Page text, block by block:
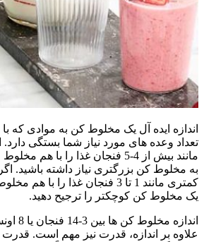
اندازه ایده آل یک مخلوط کن به موادی که
تعداد وعده های مورد نیاز شما بستگی دارد.
مانند بیش از 4-5 فنجان غذا را با
به مخلوط کن بزرگتری نیاز داشته باشید.
کمتری مانند 1 تا 3 فنجان غذا
یک مخلوط کن کوچکتر را ترجیح دهید.
علاوه بر اندازه، قدرت نیز مهم است.